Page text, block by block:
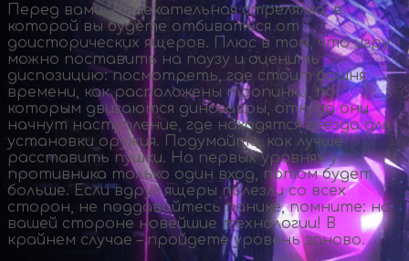
Перед вами – увлекательная стрелялка, в
которой вы будете отбиваться от
доисторических ящеров. Плюс в том, что игру
можно поставить на паузу и оценить
диспозицию: посмотреть, где стоит башня
времени, как расположены тропинки, по
которым двигаются динозавры, откуда они
начнут наступление, где находятся гнезда для
установки оружия. Подумайте, как лучше
расставить пушки. На первых уровнях у
противника только один вход, потом будет
больше. Если вдруг ящеры полезли со всех
сторон, не поддавайтесь панике, помните: на
вашей стороне новейшие технологии! В
крайнем случае – пройдете уровень заново.